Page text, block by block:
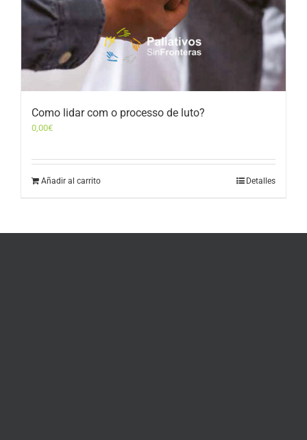
Como lidar com o processo de luto?
0,00€
Añadir al carrito Detalles